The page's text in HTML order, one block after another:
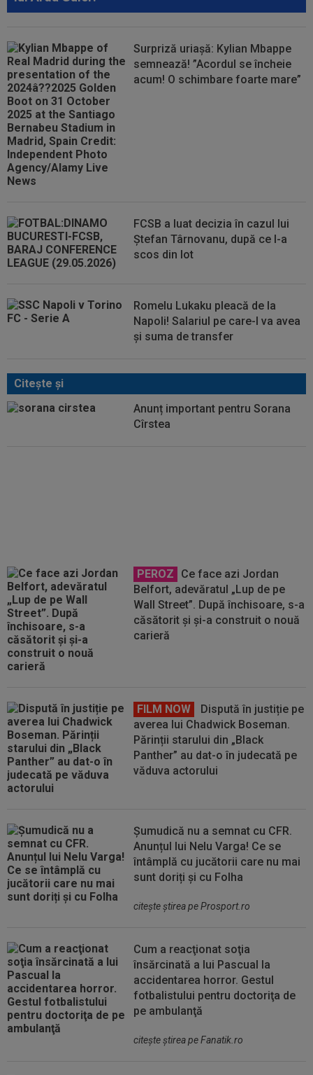
Surpriză uriașă: Kylian Mbappe
semnează! ”Acordul se încheie
acum! O schimbare foarte mare”
FCSB a luat decizia în cazul lui
Ștefan Târnovanu, după ce l-a
scos din lot
Romelu Lukaku pleacă de la
Napoli! Salariul pe care-l va avea
și suma de transfer
Citeşte şi
Anunț important pentru Sorana
Cîrstea
PEROZ
Ce face azi Jordan
Belfort, adevăratul „Lup de pe
Wall Street”. După închisoare, s-a
căsătorit și și-a construit o nouă
carieră
FILM NOW
Dispută în justiție pe
averea lui Chadwick Boseman.
Părinții starului din „Black
Panther” au dat-o în judecată pe
văduva actorului
Șumudică nu a semnat cu CFR.
Anunțul lui Nelu Varga! Ce se
întâmplă cu jucătorii care nu mai
sunt doriți și cu Folha
citeşte ştirea pe Prosport.ro
Cum a reacţionat soţia
însărcinată a lui Pascual la
accidentarea horror. Gestul
fotbalistului pentru doctoriţa de
pe ambulanţă
citeşte ştirea pe Fanatik.ro